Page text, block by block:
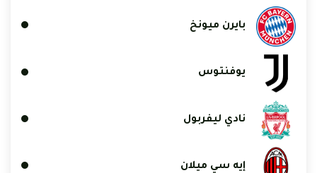
بايرن ميونخ
يوفنتوس
نادي ليفربول
إيه سي ميلان